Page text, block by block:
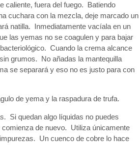
caliente, fuera del fuego. Batiendo
cuchara con la mezcla, deje marcado un
natilla. Inmediatamente vacíala en un
las yemas no se coagulen y para bajar
Cuando la crema alcance
grumos. No añadas la mantequilla
se separará y eso no es justo para con
de yema y la raspadura de trufa.
Si quedan algo líquidas no puedes
de nuevo. Utiliza únicamente
Un cuenco de cobre lo hace